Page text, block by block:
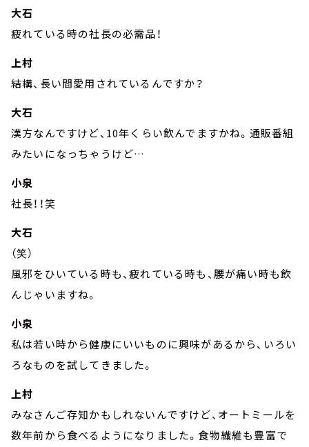
大石
疲れている時の社長の必需品！
上村
結構、長い間愛用されているんですか？
大石
漢方なんですけど、10年くらい飲んでますかね。通販番組
みたいになっちゃうけど…
小泉
社長！！笑
大石
（笑）
風邪をひいている時も、疲れている時も、腰が痛い時も飲
んじゃいますね。
小泉
私は若い時から健康にいいものに興味があるから、いろい
ろなものを試してきました。
上村
みなさんご存知かもしれないんですけど、オートミールを
数年前から食べるようになりました。食物繊維も豊富で